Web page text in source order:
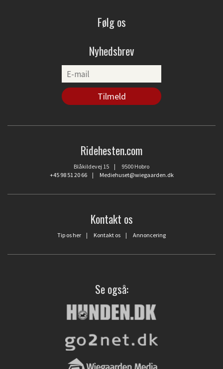
Følg os
Nyhedsbrev
Ridehesten.com
Blåkildevej 15 | 9500 Hobro
+45 98 51 20 66| Mediehuset@wiegaarden.dk
Kontakt os
Tip os her | Kontakt os | Annoncering
Se også: